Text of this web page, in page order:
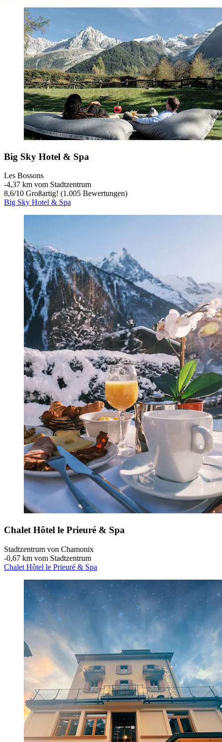
Big Sky Hotel & Spa
Les Bossons
‐4,37 km vom Stadtzentrum
8,6/10 Großartig! (1.005 Bewertungen)
Big Sky Hotel & Spa
Chalet Hôtel le Prieuré & Spa
Stadtzentrum von Chamonix
‐0,67 km vom Stadtzentrum
Chalet Hôtel le Prieuré & Spa